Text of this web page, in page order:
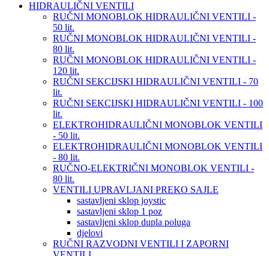
HIDRAULIČNI VENTILI
RUČNI MONOBLOK HIDRAULIČNI VENTILI -
50 lit.
RUČNI MONOBLOK HIDRAULIČNI VENTILI -
80 lit.
RUČNI MONOBLOK HIDRAULIČNI VENTILI -
120 lit.
RUČNI SEKCIJSKI HIDRAULIČNI VENTILI - 70
lit.
RUČNI SEKCIJSKI HIDRAULIČNI VENTILI - 100
lit.
ELEKTROHIDRAULIČNI MONOBLOK VENTILI
- 50 lit.
ELEKTROHIDRAULIČNI MONOBLOK VENTILI
- 80 lit.
RUČNO-ELEKTRIČNI MONOBLOK VENTILI -
80 lit.
VENTILI UPRAVLJANI PREKO SAJLE
sastavljeni sklop joystic
sastavljeni sklop 1 poz
sastavljeni sklop dupla poluga
djelovi
RUČNI RAZVODNI VENTILI I ZAPORNI